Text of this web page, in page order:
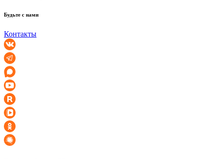
Будьте с нами
Контакты